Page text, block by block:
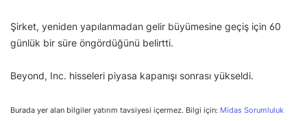
Şirket, yeniden yapılanmadan gelir büyümesine geçiş için 60
günlük bir süre öngördüğünü belirtti.
Beyond, Inc. hisseleri piyasa kapanışı sonrası yükseldi.
Burada yer alan bilgiler yatırım tavsiyesi içermez. Bilgi için: Midas Sorumluluk